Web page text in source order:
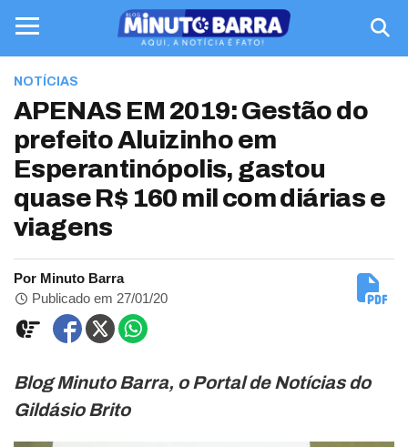
NOTÍCIAS
APENAS EM 2019: Gestão do
prefeito Aluizinho em
Esperantinópolis, gastou
quase R$ 160 mil com diárias e
viagens
Por Minuto Barra
Publicado em 27/01/20
Blog Minuto Barra, o Portal de Notícias do
Gildásio Brito